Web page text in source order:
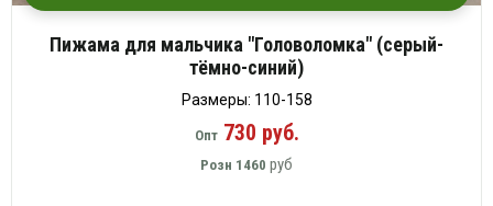
Пижама для мальчика "Головоломка" (серый-
тёмно-синий)
Размеры: 110-158
Опт730 руб.
Розн 1460 руб